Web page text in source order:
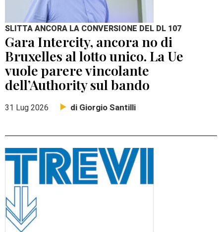
SLITTA ANCORA LA CONVERSIONE DEL DL 107
Gara Intercity, ancora no di
Bruxelles al lotto unico. La Ue
vuole parere vincolante
dell’Authority sul bando
31 Lug 2026 di Giorgio Santilli